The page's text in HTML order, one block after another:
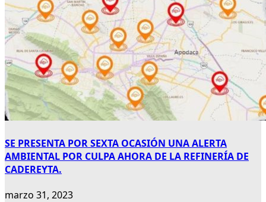
SE PRESENTA POR SEXTA OCASIÓN UNA ALERTA
AMBIENTAL POR CULPA AHORA DE LA REFINERÍA DE
CADEREYTA.
marzo 31, 2023